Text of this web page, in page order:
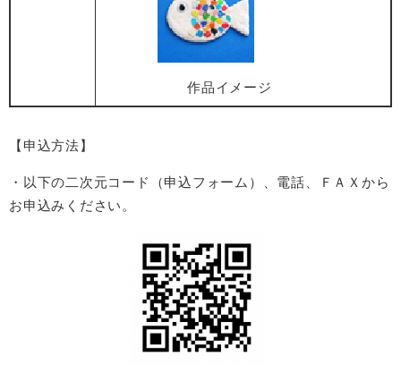
作品イメージ
【申込方法】
・以下の二次元コード（申込フォーム）、電話、ＦＡＸから
お申込みください。